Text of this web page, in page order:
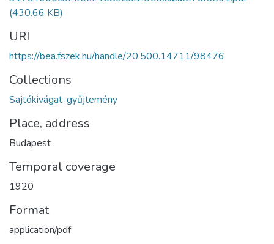
(430.66 KB)
URI
https://bea.fszek.hu/handle/20.500.14711/98476
Collections
Sajtókivágat-gyűjtemény
Place, address
Budapest
Temporal coverage
1920
Format
application/pdf